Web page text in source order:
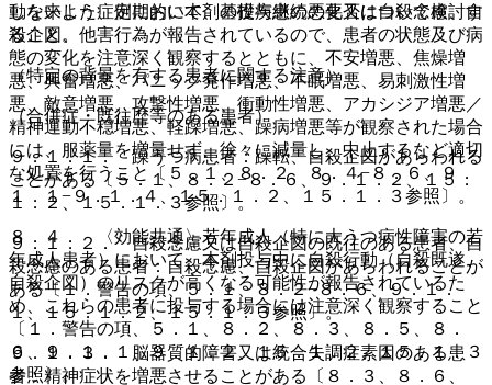
しないよう、定期的に本剤の投与継続の要否について検討す
ること。
（特定の背景を有する患者に関する注意）
（合併症・既往歴等のある患者）
９．１．１． 躁うつ病患者：躁転、自殺企図があらわれる
ことがある〔５．１、８．２−８．６、９．１．２、１５．
１．２、１５．１．３参照〕。
９．１．２． 自殺念慮又は自殺企図の既往のある患者、自
殺念慮のある患者：自殺念慮、自殺企図があらわれることが
ある〔１．警告の項、５．１、８．２−８．６、９．１．
１、１５．１．２、１５．１．３参照〕。
９．１．３． 脳器質的障害又は統合失調症素因のある患
者：精神症状を増悪させることがある〔８．３、８．６、
動を来した症例において、基礎疾患の悪化又は自殺念慮、自
殺企図、他害行為が報告されているので、患者の状態及び病
態の変化を注意深く観察するとともに、不安増悪、焦燥増
悪、興奮増悪、パニック発作増悪、不眠増悪、易刺激性増
悪、敵意増悪、攻撃性増悪、衝動性増悪、アカシジア増悪／
精神運動不穏増悪、軽躁増悪、躁病増悪等が観察された場合
には、服薬量を増量せず、徐々に減量し、中止するなど適切
な処置を行うこと〔５．１、８．２、８．４−８．６、９．
１．１−９．１．４、１５．１．２、１５．１．３参照〕。
８．４． 〈効能共通〉若年成人（特に大うつ病性障害の若
年成人患者）において、本剤投与中に自殺行動（自殺既遂、
自殺企図）のリスクが高くなる可能性が報告されているた
め、これらの患者に投与する場合には注意深く観察すること
〔１．警告の項、５．１、８．２、８．３、８．５、８．
６、９．１．１、９．１．２、１５．１．２、１５．１．３
参照〕。